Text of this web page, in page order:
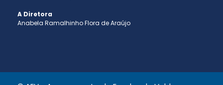
A Diretora
Anabela Ramalhinho Flora de Araújo